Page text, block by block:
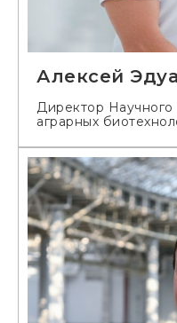
Алексей
Директор
аграрных